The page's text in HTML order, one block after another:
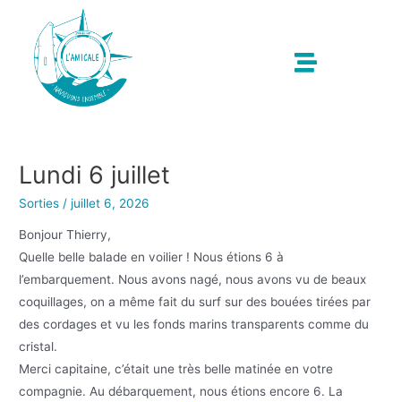
Lundi 6 juillet
Sorties /juillet 6, 2026
Bonjour Thierry,
Quelle belle balade en voilier ! Nous étions 6 à
l’embarquement. Nous avons nagé, nous avons vu de beaux
coquillages, on a même fait du surf sur des bouées tirées par
des cordages et vu les fonds marins transparents comme du
cristal.
Merci capitaine, c’était une très belle matinée en votre
compagnie. Au débarquement, nous étions encore 6. La